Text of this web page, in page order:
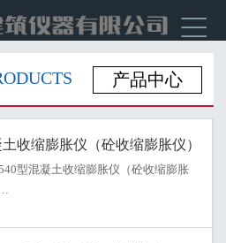

产品中心
收缩膨胀仪（砼收缩膨胀仪）
型混凝土收缩膨胀仪（砼收缩膨胀